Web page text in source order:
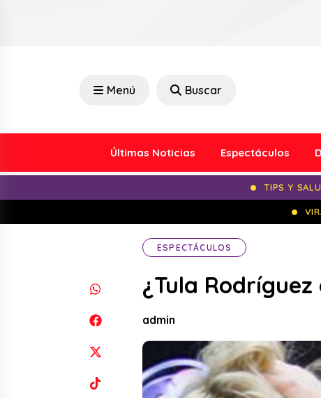
Menú Buscar
Últimas Noticias Espectáculos
TIPS Y
ESPECTÁCULOS
¿Tula
admin